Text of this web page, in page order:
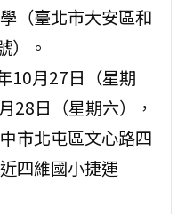
（臺北市大安區和
）。
10月27日（星期
28日（星期六），
市北屯區文心路四
四維國小捷運